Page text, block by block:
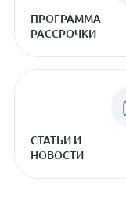
ПРОГРАММА
РАССРОЧКИ
СТАТЬИ И
НОВОСТИ